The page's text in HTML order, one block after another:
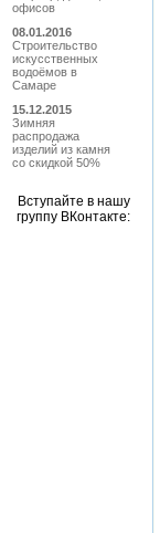
офисов
08.01.2016
Строительство
искусственных
водоёмов в
Самаре
15.12.2015
Зимняя
распродажа
изделий из камня
со скидкой 50%
Вступайте в нашу
группу ВКонтакте: